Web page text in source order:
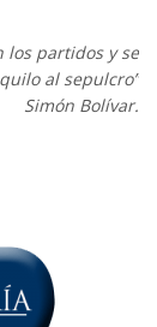
los partidos y se
al sepulcro”
Simón Bolívar.